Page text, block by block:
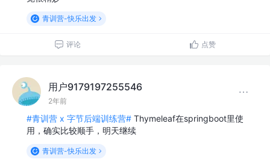
青训营-快乐出发
评论 点赞
用户9179197255546
2年前
#青训营 x 字节后端训练营# Thymeleaf在springboot里使
用，确实比较顺手，明天继续
青训营-快乐出发